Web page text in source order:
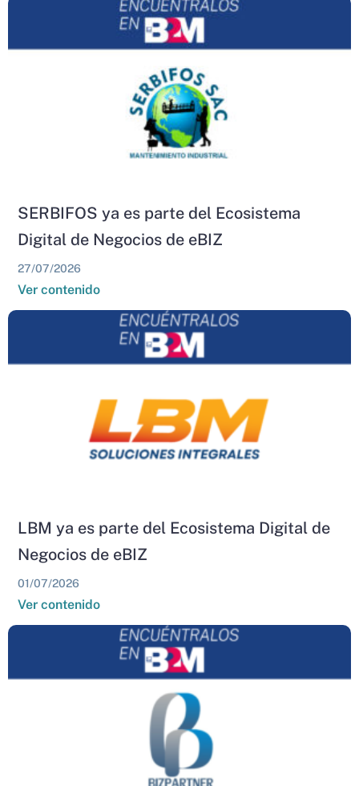
SERBIFOS ya es parte del Ecosistema
Digital de Negocios de eBIZ
27/07/2026
Ver contenido
LBM ya es parte del Ecosistema Digital de
Negocios de eBIZ
01/07/2026
Ver contenido